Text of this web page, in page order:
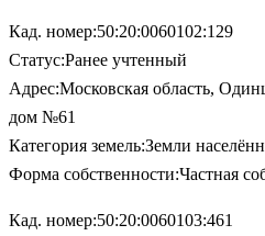
Кад. номер:50:20:0060102:129
Статус:Ранее учтенный
Адрес:Московская область,
дом №61
Категория земель:Земли
Форма собственности:Частная
Кад. номер:50:20:0060103:461